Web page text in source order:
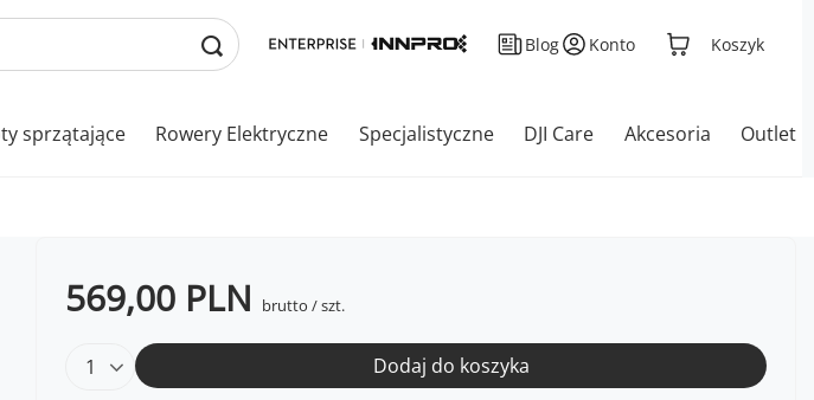
Blog Konto Koszyk
sprzątające Rowery Elektryczne Specjalistyczne DJI Care Akcesoria Outlet
569,00 PLN brutto /szt.
Dodaj do koszyka